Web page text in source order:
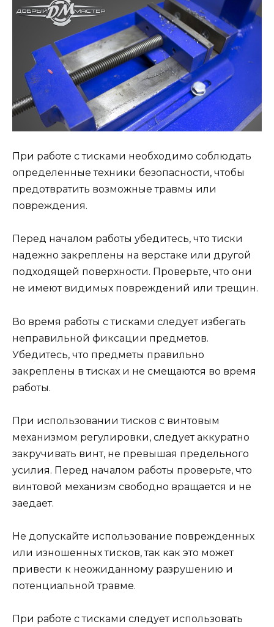
При работе с тисками необходимо соблюдать
определенные техники безопасности, чтобы
предотвратить возможные травмы или
повреждения.
Перед началом работы убедитесь, что тиски
надежно закреплены на верстаке или другой
подходящей поверхности. Проверьте, что они
не имеют видимых повреждений или трещин.
Во время работы с тисками следует избегать
неправильной фиксации предметов.
Убедитесь, что предметы правильно
закреплены в тисках и не смещаются во время
работы.
При использовании тисков с винтовым
механизмом регулировки, следует аккуратно
закручивать винт, не превышая предельного
усилия. Перед началом работы проверьте, что
винтовой механизм свободно вращается и не
заедает.
Не допускайте использование поврежденных
или изношенных тисков, так как это может
привести к неожиданному разрушению и
потенциальной травме.
При работе с тисками следует использовать